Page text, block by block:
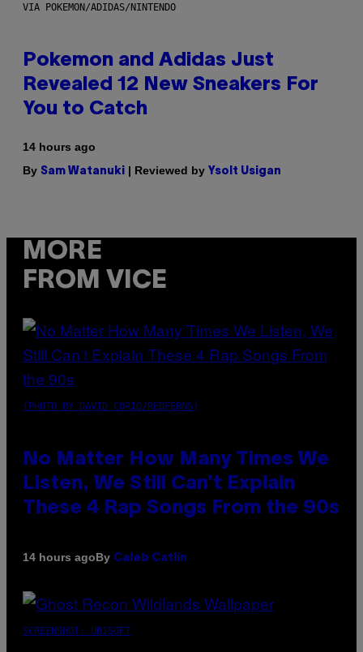
VIA POKEMON/ADIDAS/NINTENDO
Pokemon and Adidas Just
Revealed 12 New Sneakers For
You to Catch
14 hours ago
By Sam Watanuki | Reviewed by Ysolt Usigan
MORE
FROM VICE
(PHOTO BY DAVID CORIO/REDFERNS)
No Matter How Many Times We
Listen, We Still Can’t Explain
These 4 Rap Songs From the 90s
14 hours agoBy Caleb Catlin
SCREENSHOT: UBISOFT